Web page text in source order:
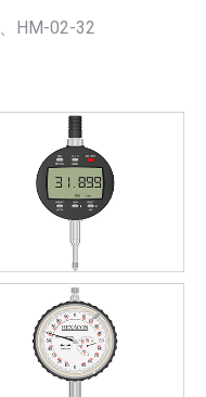
HM-02-32